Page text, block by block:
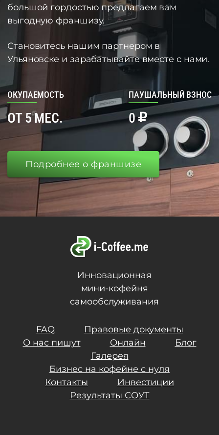
большой гордостью предлагаем вам
выгодную франшизу.
Становитесь нашим партнером в
Ульяновске и зарабатывайте вместе с нами.
ОКУПАЕМОСТЬ
ОТ 5 МЕС.
ПАУШАЛЬНЫЙ ВЗНОС
0
Подробнее о франшизе
Инновационная
мини-кофейня
самообслуживания
FAQ
Правовые документы
О нас пишут
Онлайн
Блог
Галерея
Бизнес на кофейне с нуля
Контакты
Инвестиции
Результаты СОУТ